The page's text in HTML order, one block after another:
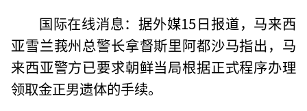
国际在线消息：据外媒15日报道，马来西
亚雪兰莪州总警长拿督斯里阿都沙马指出，马
来西亚警方已要求朝鲜当局根据正式程序办理
领取金正男遗体的手续。